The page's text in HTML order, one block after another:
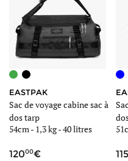
EASTPAK
Sac de voyage cabine sac à
dos tarp
54cm - 1,3 kg-40 litres
12000 115